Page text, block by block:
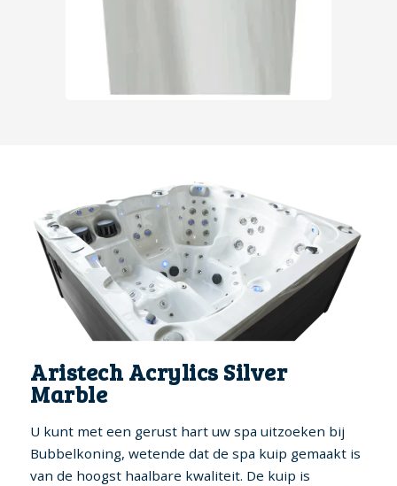
Aristech Acrylics Silver
Marble
U kunt met een gerust hart uw spa uitzoeken bij
Bubbelkoning, wetende dat de spa kuip gemaakt is
van de hoogst haalbare kwaliteit. De kuip is